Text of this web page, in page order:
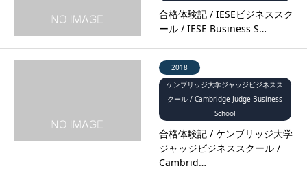
合格体験記 / IESEビジネススク
ール / IESE Business S…
2018
ケンブリッジ大学ジャッジビジネスス
クール / Cambridge Judge Business
School
合格体験記 / ケンブリッジ大学
ジャッジビジネススクール /
Cambrid…